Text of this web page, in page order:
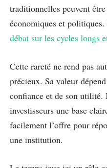
traditionnelles peuvent
économiques et
débat sur les cycles longs
Cette rareté ne rend pas
précieux. Sa valeur
confiance et de son utilité.
investisseurs une base
facilement l’offre pour
une institution.